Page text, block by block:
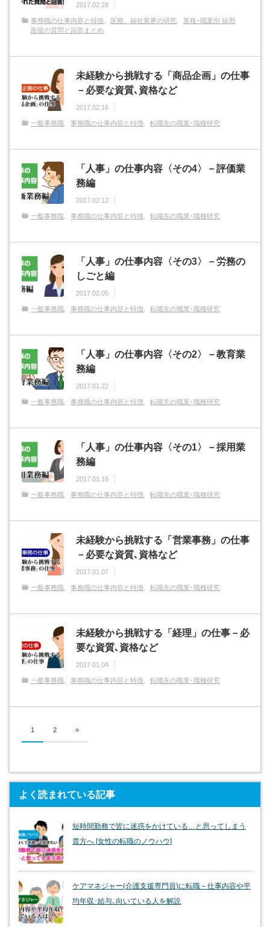
2017.02.28
事務職の仕事内容と特徴 医療、福祉業界の研究
業種･職業別 採用
面接の質問と回答まとめ
未経験から挑戦する「商品企画」の仕事
－必要な資質､資格など
2017.02.16
一般事務職 事務職の仕事内容と特徴 転職先の職業･職種研究
「人事」の仕事内容〈その4〉－評価業
務編
2017.02.12
一般事務職 事務職の仕事内容と特徴 転職先の職業･職種研究
「人事」の仕事内容〈その3〉－労務の
しごと編
2017.02.05
一般事務職 事務職の仕事内容と特徴 転職先の職業･職種研究
「人事」の仕事内容〈その2〉－教育業
務編
2017.01.22
一般事務職 事務職の仕事内容と特徴 転職先の職業･職種研究
「人事」の仕事内容〈その1〉－採用業
務編
2017.01.16
一般事務職 事務職の仕事内容と特徴 転職先の職業･職種研究
未経験から挑戦する「営業事務」の仕事
－必要な資質､資格など
2017.01.07
一般事務職 事務職の仕事内容と特徴 転職先の職業･職種研究
未経験から挑戦する「経理」の仕事－必
要な資質､資格など
2017.01.04
一般事務職 事務職の仕事内容と特徴 転職先の職業･職種研究
1 2 »
よく読まれている記事
短時間勤務で皆に迷惑をかけている…と思ってしまう
貴方へ [女性の転職のノウハウ]
ケアマネジャー(介護支援専門員)に転職－仕事内容や平
均年収･給与､向いている人を解説